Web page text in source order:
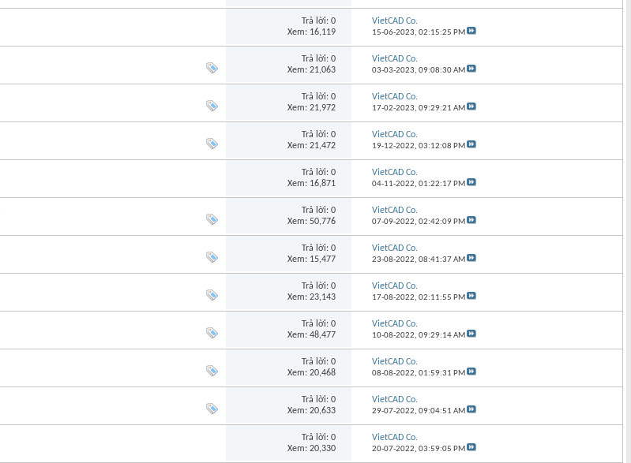
Trả lời: 0
Xem: 16,119
VietCAD Co.
15-06-2023,02:15:25 PM
Trả lời: 0
Xem: 21,063
VietCAD Co.
03-03-2023,09:08:30 AM
Trả lời: 0
Xem: 21,972
VietCAD Co.
17-02-2023,09:29:21 AM
Trả lời: 0
Xem: 21,472
VietCAD Co.
19-12-2022,03:12:08 PM
Trả lời: 0
Xem: 16,871
VietCAD Co.
04-11-2022,01:22:17 PM
Trả lời: 0
Xem: 50,776
VietCAD Co.
07-09-2022,02:42:09 PM
Trả lời: 0
Xem: 15,477
VietCAD Co.
23-08-2022,08:41:37 AM
Trả lời: 0
Xem: 23,143
VietCAD Co.
17-08-2022,02:11:55 PM
Trả lời: 0
Xem: 48,477
VietCAD Co.
10-08-2022,09:29:14 AM
Trả lời: 0
Xem: 20,468
VietCAD Co.
08-08-2022,01:59:31 PM
Trả lời: 0
Xem: 20,633
VietCAD Co.
29-07-2022,09:04:51 AM
Trả lời: 0
Xem: 20,330
VietCAD Co.
20-07-2022,03:59:05 PM